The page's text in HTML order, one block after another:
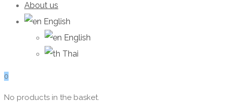
About us
English
English
Thai
0
No products in the basket.